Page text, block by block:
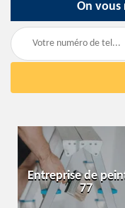
On
Entreprise de
77